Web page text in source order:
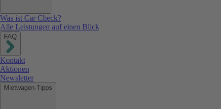
Was ist Car Check?
Alle Leistungen auf einen Blick
FAQ
Kontakt
Aktionen
Newsletter
Mietwagen-Tipps